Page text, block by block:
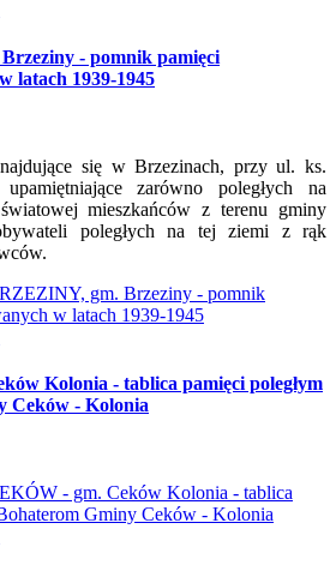
- pomnik pamięci
latach 1939-1945
się w Brzezinach, przy ul. ks.
zarówno poległych na
mieszkańców z terenu gminy
poległych na tej ziemi z rąk
gm. Brzeziny - pomnik
w latach 1939-1945
Kolonia - tablica pamięci poległym
Ceków - Kolonia
- gm. Ceków Kolonia - tablica
Gminy Ceków - Kolonia